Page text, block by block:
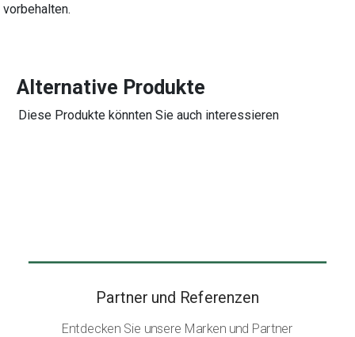
vorbehalten.
Alternative Produkte
Diese Produkte könnten Sie auch interessieren
Partner und Referenzen
Entdecken Sie unsere Marken und Partner